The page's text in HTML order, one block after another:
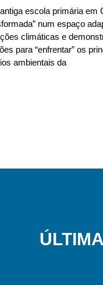
escola primária em
num espaço
climáticas e
para “enfrentar” os
ambientais da